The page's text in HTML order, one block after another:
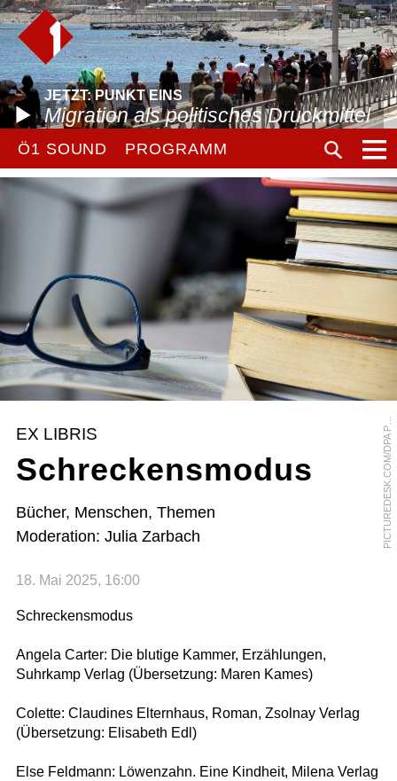
JETZT: PUNKT EINS
Migration als politisches Druckmittel
Ö1 SOUND PROGRAMM
P
I
C
T
U
R
E
D
E
S
K
.
C
O
M
/
D
P
A
P
I
C
T
U
R
E
A
L
L
I
A
N
C
E
/
N
E
R
I
J
U
S
L
I
O
B
E
EX LIBRIS
Schreckensmodus
Bücher, Menschen, Themen
Moderation: Julia Zarbach
18. Mai 2025, 16:00
Schreckensmodus
Angela Carter: Die blutige Kammer, Erzählungen,
Suhrkamp Verlag (Übersetzung: Maren Kames)
Colette: Claudines Elternhaus, Roman, Zsolnay Verlag
(Übersetzung: Elisabeth Edl)
Else Feldmann: Löwenzahn. Eine Kindheit, Milena Verlag